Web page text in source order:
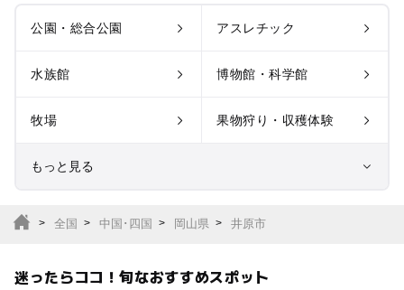
公園・総合公園 アスレチック
水族館 博物館・科学館
牧場 果物狩り・収穫体験
もっと見る
全国 中国･四国 岡山県 井原市
迷ったらココ！旬なおすすめスポット